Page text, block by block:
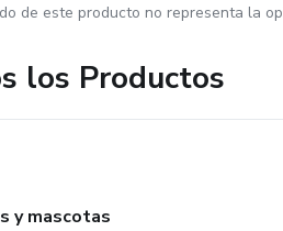
de este producto no representa la
los Productos
y mascotas